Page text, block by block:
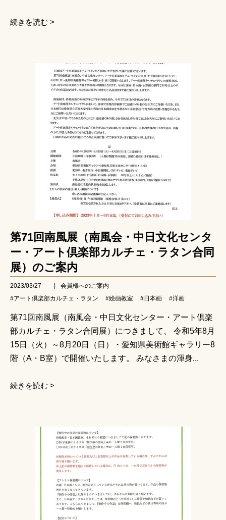
続きを読む >
第71回南風展（南風会・中日文化センタ
ー・アート倶楽部カルチェ・ラタン合同
展）のご案内
2023/03/27
会員様へのご案内
#アート倶楽部カルチェ・ラタン
#絵画教室 #日本画 #洋画
第71回南風展（南風会・中日文化センター・アート倶楽
部カルチェ・ラタン合同展）につきまして、 令和5年8月
15日（火）～8月20日（日）・愛知県美術館ギャラリー8
階（A・B室）で開催いたします。 みなさまの渾身...
続きを読む >